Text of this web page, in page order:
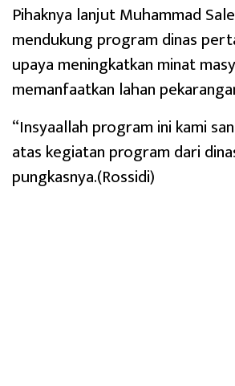
Pihaknya lanjut Muhammad
mendukung program dinas
upaya meningkatkan minat
memanfaatkan lahan
“Insyaallah program ini kami
atas kegiatan program dari
pungkasnya.(Rossidi)